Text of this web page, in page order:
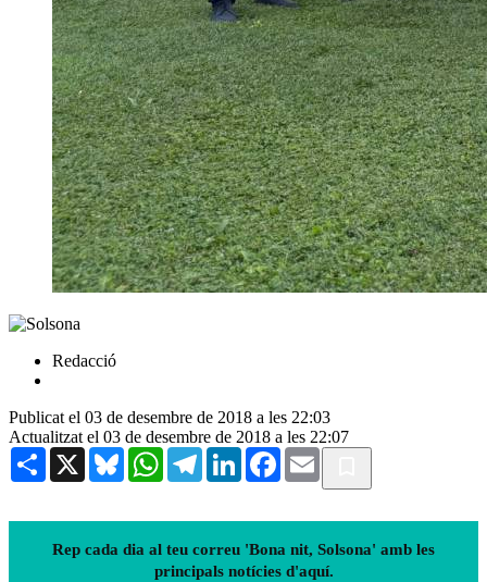
Redacció
Publicat el 03 de desembre de 2018 a les 22:03
Actualitzat el 03 de desembre de 2018 a les 22:07
Share X BlueskyWhatsAppTelegramLinkedInFacebook
Email
Rep cada dia al teu correu 'Bona nit, Solsona' amb les
principals notícies d'aquí.